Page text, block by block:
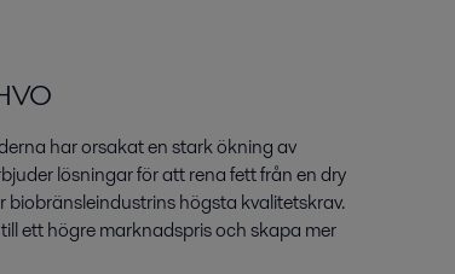
har orsakat en stark ökning av
lösningar för att rena fett från en dry
biobränsleindustrins högsta kvalitetskrav.
ett högre marknadspris och skapa mer